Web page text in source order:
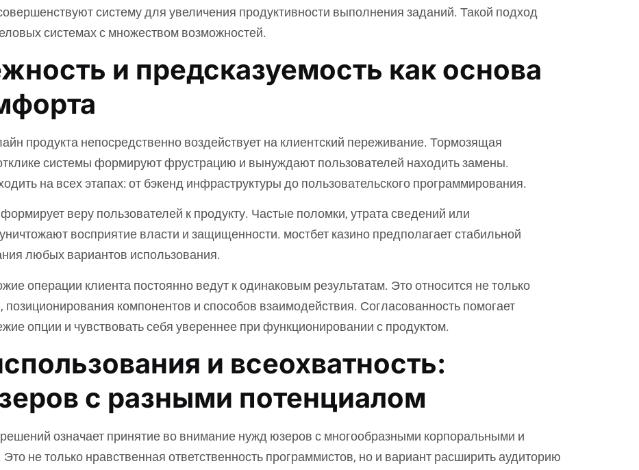
систему для увеличения продуктивности выполнения заданий. Такой подход
системах с множеством возможностей.
и предсказуемость как основа
продукта непосредственно воздействует на клиентский переживание. Тормозящая
системы формируют фрустрацию и вынуждают пользователей находить замены.
на всех этапах: от бэкенд инфраструктуры до пользовательского программирования.
веру пользователей к продукту. Частые поломки, утрата сведений или
восприятие власти и защищенности. мостбет казино предполагает стабильной
любых вариантов использования.
операции клиента постоянно ведут к одинаковым результатам. Это относится не только
компонентов и способов взаимодействия. Согласованность помогает
опции и чувствовать себя увереннее при функционировании с продуктом.
и всеохватность:
с разными потенциалом
означает принятие во внимание нужд юзеров с многообразными корпоральными и
не только нравственная ответственность программистов, но и вариант расширить аудиторию